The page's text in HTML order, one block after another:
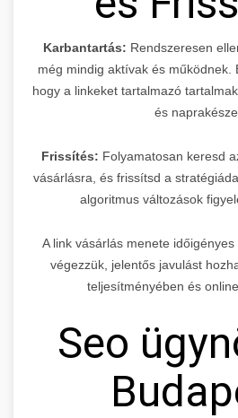
Karbantartás: Rendszeresen
még mindig aktívak és működnek.
hogy a linkeket tartalmazó
és
Frissítés: Folyamatosan keresd
vásárlásra, és frissítsd a
algoritmus változások
A link vásárlás menete
végezzük, jelentős javulást
teljesítményében és
Seo